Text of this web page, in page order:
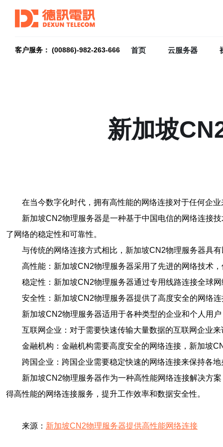
客户服务： (00886)-982-263-666 首页 云服务器
新加坡
在当今数字化时代，拥有高性能的网络连接对于任何企
新加坡CN2物理服务器是一种基于中国电信的网络连接
了网络的稳定性和可靠性。
与传统的网络连接方式相比，新加坡CN2物理服务器具
高性能：新加坡CN2物理服务器采用了先进的网络技术
稳定性：新加坡CN2物理服务器通过专用线路连接全球
安全性：新加坡CN2物理服务器提供了高度安全的网络
新加坡CN2物理服务器适用于各种类型的企业和个人用
互联网企业：对于需要快速传输大量数据的互联网企业
金融机构：金融机构需要高度安全的网络连接，新加坡
跨国企业：跨国企业需要稳定快速的网络连接来保持各
新加坡CN2物理服务器作为一种高性能网络连接解决方
得高性能的网络连接服务，提升工作效率和数据安全性。
来源： 新加坡CN2物理服务器提供高性能网络连接